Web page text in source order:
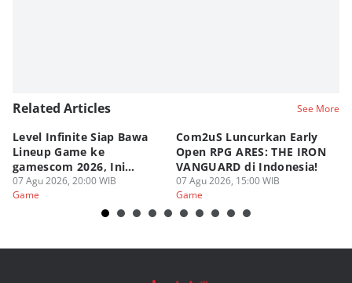
Related Articles See More
Level Infinite Siap Bawa
Lineup Game ke
gamescom 2026, Ini
Judulnya!
07 Agu 2026, 20:00 WIB
Game
Com2uS Luncurkan Early
Open RPG ARES: THE IRON
VANGUARD di Indonesia!
07 Agu 2026, 15:00 WIB
Game